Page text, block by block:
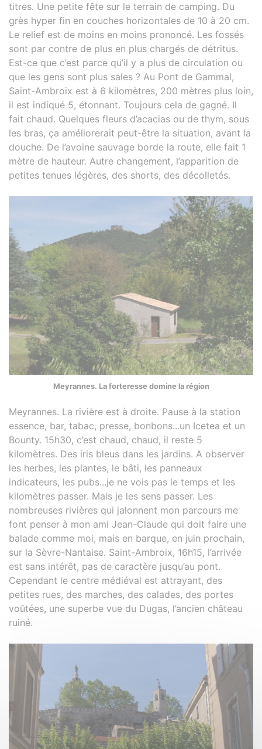
titres. Une petite fête sur le terrain de camping. Du
grès hyper fin en couches horizontales de 10 à 20 cm.
Le relief est de moins en moins prononcé. Les fossés
sont par contre de plus en plus chargés de détritus.
Est-ce que c’est parce qu’il y a plus de circulation ou
que les gens sont plus sales ? Au Pont de Gammal,
Saint-Ambroix est à 6 kilomètres, 200 mètres plus loin,
il est indiqué 5, étonnant. Toujours cela de gagné. Il
fait chaud. Quelques fleurs d’acacias ou de thym, sous
les bras, ça améliorerait peut-être la situation, avant la
douche. De l’avoine sauvage borde la route, elle fait 1
mètre de hauteur. Autre changement, l’apparition de
petites tenues légères, des shorts, des décolletés.
Meyrannes. La forteresse domine la région
Meyrannes. La rivière est à droite. Pause à la station
essence, bar, tabac, presse, bonbons...un Icetea et un
Bounty. 15h30, c’est chaud, chaud, il reste 5
kilomètres. Des iris bleus dans les jardins. A observer
les herbes, les plantes, le bâti, les panneaux
indicateurs, les pubs...je ne vois pas le temps et les
kilomètres passer. Mais je les sens passer. Les
nombreuses rivières qui jalonnent mon parcours me
font penser à mon ami Jean-Claude qui doit faire une
balade comme moi, mais en barque, en juin prochain,
sur la Sèvre-Nantaise. Saint-Ambroix, 16h15, l’arrivée
est sans intérêt, pas de caractère jusqu’au pont.
Cependant le centre médiéval est attrayant, des
petites rues, des marches, des calades, des portes
voûtées, une superbe vue du Dugas, l’ancien château
ruiné.